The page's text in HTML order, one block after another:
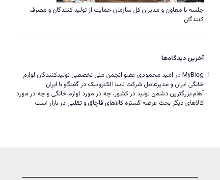
جلسه با معاون و مدیران کل سازمان حمایت از تولید کنندگان و مصرف
کنندگان
آخرین دیدگاه‌ها
MyBlog در امید محمودی عضو انجمن ملی تخصصی تولیدکنندگان لوازم
خانگی ایران و مدیرعامل شرکت ناسا الکترونیک در گفتگو با ایران
آهام:بزرگترین دشمن تولید در کشور، چه در مورد لوازم خانگی و چه در مورد
کالاهای دیگر بحث عرضه گستره کالاهای قاچاق و تقلبی در بازار است